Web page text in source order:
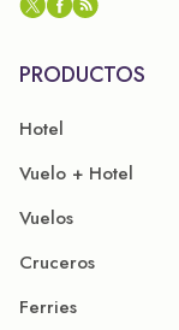
PRODUCTOS
Hotel
Vuelo + Hotel
Vuelos
Cruceros
Ferries